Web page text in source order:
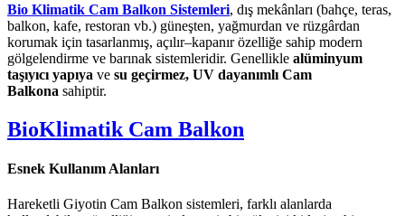
Bio Klimatik Cam Balkon Sistemleri, dış mekânları (bahçe, teras,
balkon, kafe, restoran vb.) güneşten, yağmurdan ve rüzgârdan
korumak için tasarlanmış, açılır–kapanır özelliğe sahip modern
gölgelendirme ve barınak sistemleridir. Genellikle alüminyum
taşıyıcı yapıya ve su geçirmez, UV dayanımlı Cam
Balkona sahiptir.
BioKlimatik Cam Balkon
Esnek Kullanım Alanları
Hareketli Giyotin Cam Balkon sistemleri, farklı alanlarda